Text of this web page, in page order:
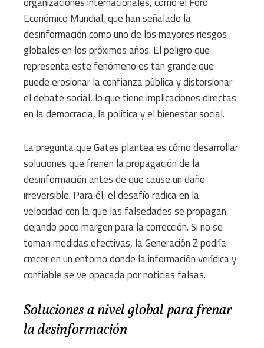
Económico Mundial, que han señalado la
desinformación como uno de los mayores riesgos
globales en los próximos años. El peligro que
representa este fenómeno es tan grande que
puede erosionar la confianza pública y distorsionar
el debate social, lo que tiene implicaciones directas
en la democracia, la política y el bienestar social.
La pregunta que Gates plantea es cómo desarrollar
soluciones que frenen la propagación de la
desinformación antes de que cause un daño
irreversible. Para él, el desafío radica en la
velocidad con la que las falsedades se propagan,
dejando poco margen para la corrección. Si no se
toman medidas efectivas, la Generación Z podría
crecer en un entorno donde la información verídica y
confiable se ve opacada por noticias falsas.
Soluciones a nivel global para frenar
la desinformación